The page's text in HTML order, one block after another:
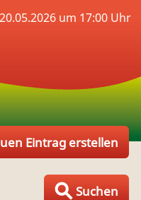
Eintrag erstellen
Suchen
um 17:00 Uhr